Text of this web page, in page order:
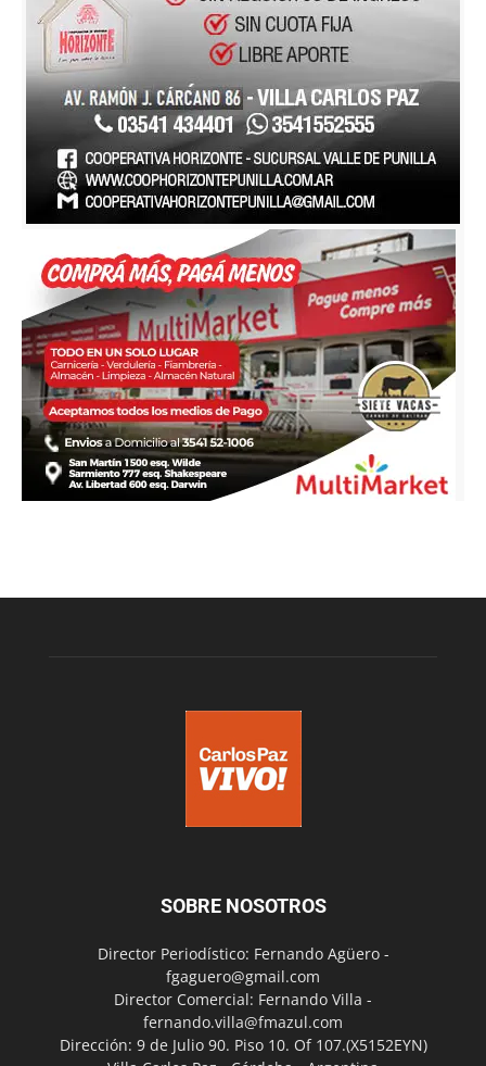
SOBRE NOSOTROS
Director Periodístico: Fernando Agüero -
fgaguero@gmail.com
Director Comercial: Fernando Villa -
fernando.villa@fmazul.com
Dirección: 9 de Julio 90. Piso 10. Of 107.(X5152EYN)